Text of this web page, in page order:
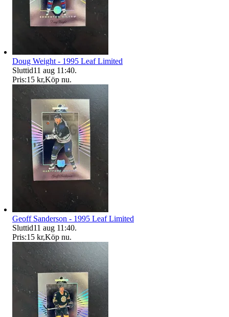
Doug Weight - 1995 Leaf Limited
Sluttid11 aug 11:40.
Pris:15 kr,Köp nu.
Geoff Sanderson - 1995 Leaf Limited
Sluttid11 aug 11:40.
Pris:15 kr,Köp nu.